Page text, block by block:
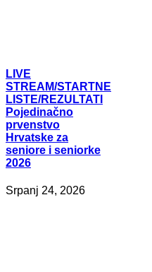
LIVE
STREAM/STARTNE
LISTE/REZULTATI
Pojedinačno
prvenstvo
Hrvatske za
seniore i seniorke
2026
Srpanj 24, 2026